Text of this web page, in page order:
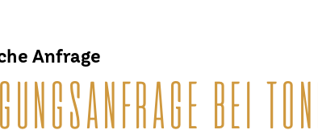
Anfrage
BEI